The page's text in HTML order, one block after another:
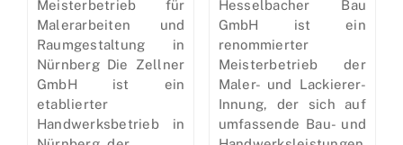
Meisterbetrieb für
Malerarbeiten und
Raumgestaltung in
Nürnberg Die Zellner
GmbH ist ein
etablierter
Handwerksbetrieb in
Hesselbacher Bau
GmbH ist ein
renommierter
Meisterbetrieb der
Maler- und Lackierer-
Innung, der sich auf
umfassende Bau- und